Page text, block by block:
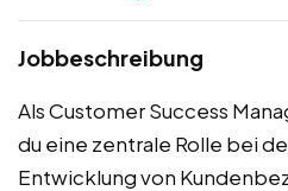
Jobbeschreibung
Als Customer Success
du eine zentrale Rolle bei
Entwicklung von